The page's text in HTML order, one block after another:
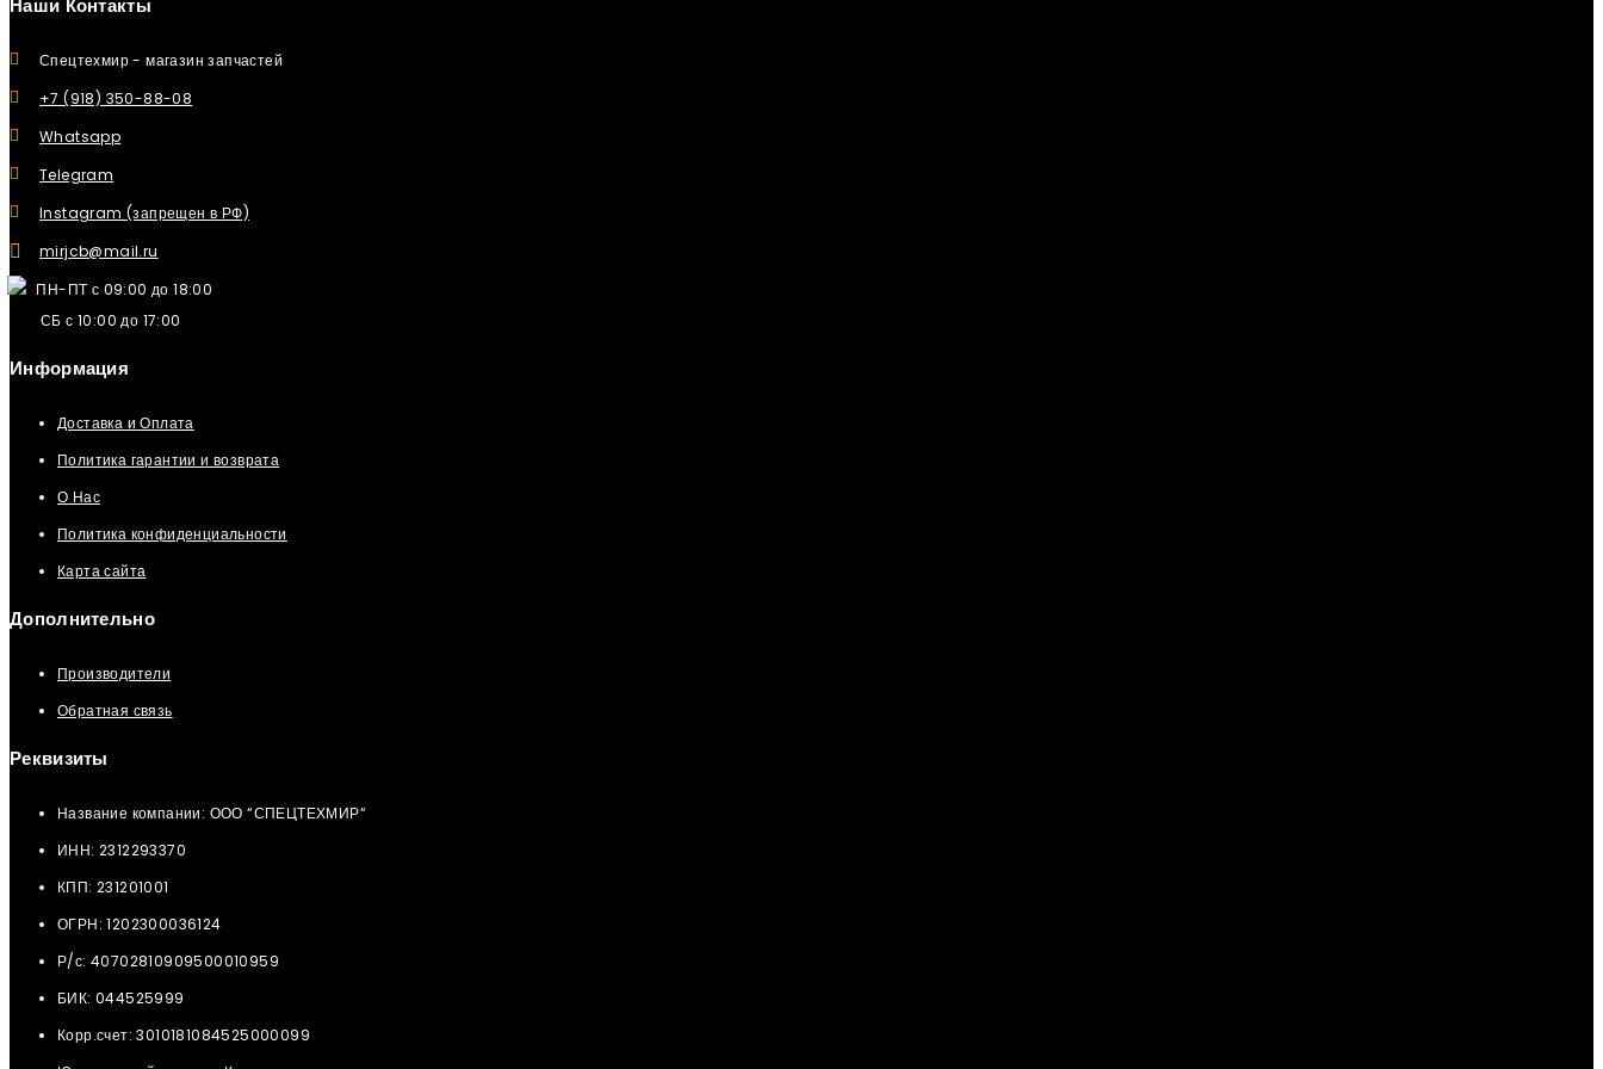
Наши Контакты
Спецтехмир - магазин запчастей
+7 (918) 350-88-08
Whatsapp
Telegram
Instagram (запрещен в РФ)
mirjcb@mail.ru
ПН-ПТ с 09:00 до 18:00
СБ с 10:00 до 17:00
Информация
Доставка и Оплата
Политика гарантии и возврата
О Нас
Политика конфиденциальности
Карта сайта
Дополнительно
Производители
Обратная связь
Реквизиты
Название компании: ООО “СПЕЦТЕХМИР“
ИНН: 2312293370
КПП: 231201001
ОГРН: 1202300036124
Р/с: 40702810909500010959
БИК: 044525999
Корр.счет: 3010181084525000099